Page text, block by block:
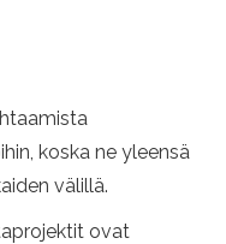
koska ne yleensä
välillä.
ovat